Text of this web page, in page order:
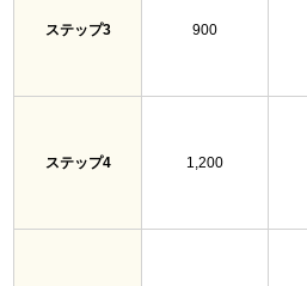
ステップ3 900
ステップ4 1,200